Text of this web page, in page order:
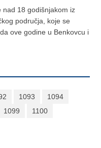
nad 18 godišnjakom iz
područja, koje se
ove godine u Benkovcu i
1093
1094
1099
1100